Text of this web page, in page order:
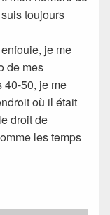
toujours
je me
de mes
50, je me
où il était
droit de
les temps